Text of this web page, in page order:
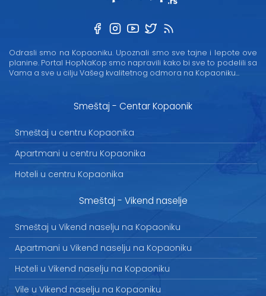
Odrasli smo na Kopaoniku. Upoznali smo sve tajne i lepote ove
planine. Portal HopNaKop smo napravili kako bi sve to podelili sa
Vama a sve u cilju Vašeg kvalitetnog odmora na Kopaoniku...
Smeštaj - Centar Kopaonik
Smeštaj u centru Kopaonika
Apartmani u centru Kopaonika
Hoteli u centru Kopaonika
Smeštaj - Vikend naselje
Smeštaj u Vikend naselju na Kopaoniku
Apartmani u Vikend naselju na Kopaoniku
Hoteli u Vikend naselju na Kopaoniku
Vile u Vikend naselju na Kopaoniku